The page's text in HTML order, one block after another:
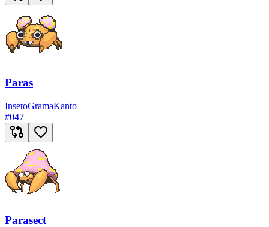
Paras
InsetoGramaKanto
#047
Parasect